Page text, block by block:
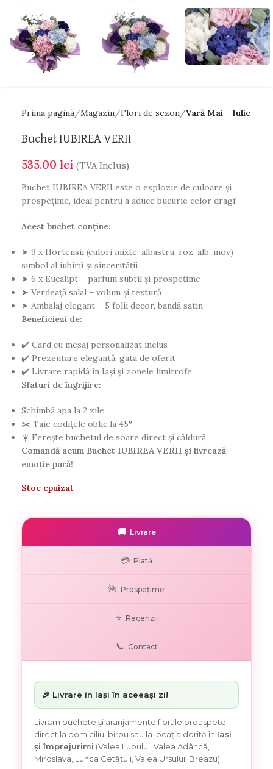
Prima pagină Magazin Flori de sezon Vară Mai - Iulie
Buchet IUBIREA VERII
535.00 lei (TVA Inclus)
Buchet IUBIREA VERII este o explozie de culoare și
prospețime, ideal pentru a aduce bucurie celor dragi!
Acest buchet conține:
➤ 9 x Hortensii (culori mixte: albastru, roz, alb, mov) –
simbol al iubirii și sincerității
➤ 6 x Eucalipt – parfum subtil și prospețime
➤ Verdeață salal – volum și textură
➤ Ambalaj elegant – 5 folii decor, bandă satin
Beneficiezi de:
✔️ Card cu mesaj personalizat inclus
✔️ Prezentare elegantă, gata de oferit
✔️ Livrare rapidă în Iași și zonele limitrofe
Sfaturi de îngrijire:
Schimbă apa la 2 zile
✂️ Taie codițele oblic la 45°
☀️ Ferește buchetul de soare direct și căldură
Comandă acum Buchet IUBIREA VERII și livrează
emoție pură!
Stoc epuizat
🚚 Livrare
💳 Plată
🌺 Prospețime
⭐ Recenzii
📞 Contact
🎉 Livrare în Iași în aceeași zi!
Livrăm buchete și aranjamente florale proaspete
direct la domiciliu, birou sau la locația dorită în Iași
și împrejurimi (Valea Lupului, Valea Adâncă,
Miroslava, Lunca Cetățuii, Valea Ursului, Breazu).